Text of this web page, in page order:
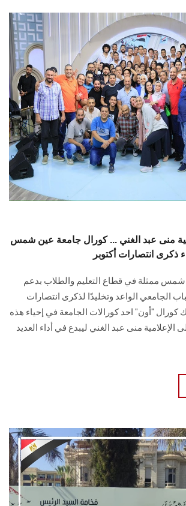
منى عبد الغني ... كورال جامعة عين شمس
ذكرى انتصارات أكتوبر
‏شمس ممثلة في قطاع التعليم والطلاب بدعم
الجامعي الواعد وتخليدًا ‏لذكرى انتصارات
كورال "أون" احد كورالات الجامعة في ‏إحياء هذه
الذكرى وحل ضيفا على الإعلامية منى عبد الغني ‎ليبدع في ‏أداء العديد